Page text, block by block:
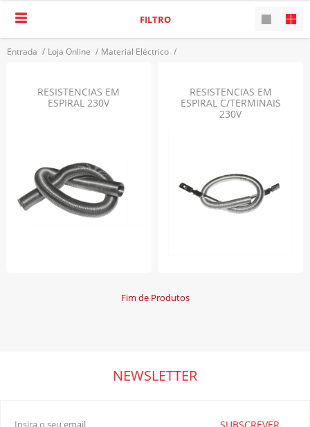
Entrada / Loja Online / Material Eléctrico /
FILTRO
RESISTENCIAS EM
ESPIRAL 230V
RESISTENCIAS EM
ESPIRAL C/TERMINAIS
230V
Fim de Produtos
NEWSLETTER